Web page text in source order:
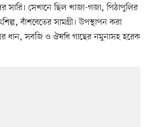
সারি। সেখানে ছিল খাজা-গজা, পিঠাপুলির
বাঁশবেতের সামগ্রী। উপস্থাপন করা
ধান, সবজি ও ঔষধি গাছের নমুনাসহ হরেক